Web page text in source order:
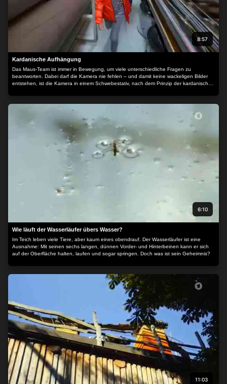
8:57
Kardanische Aufhängung
Das Maus-Team ist immer in Bewegung, um viele unterschiedliche Fragen zu
beantworten. Dabei darf die Kamera nie fehlen – und damit keine wackeligen Bilder
entstehen, ist die Kamera in einem Schwebestativ, nach dem Prinzip der kardanischen
Prinzip? Das zeigt Siham heute und verrät, inwiefern auch die Seefahrt hierbei eine
Rolle spielt.
6:10
Wie läuft der Wasserläufer übers Wasser?
Im Teich leben viele Tiere, aber kaum eines obendrauf. Der Wasserläufer ist eine
Ausnahme: Mit seinen sechs langen, dünnen Vorder- und Hinterbeinen kann er sich
auf der Oberfläche halten, laufen und sogar springen. Doch was ist sein Geheimnis?
11:03